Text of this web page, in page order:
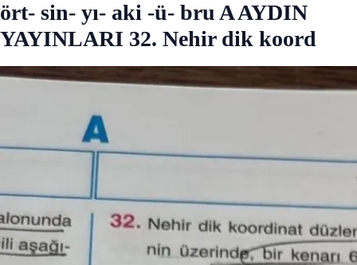
ört- sin- yı- aki -ü- bru A AYDIN
YAYINLARI 32. Nehir dik koord